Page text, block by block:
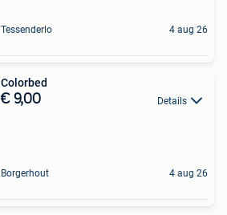
Tessenderlo 4 aug 26
Colorbed
€ 9,00 Details
Borgerhout 4 aug 26